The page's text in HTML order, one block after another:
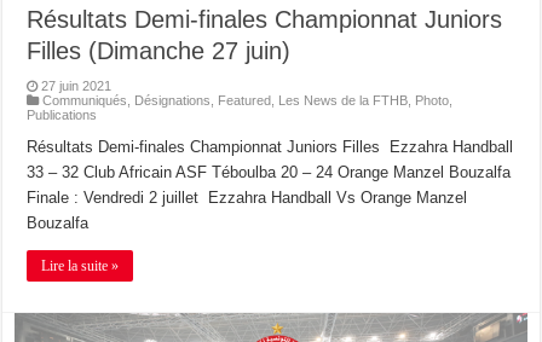
Résultats Demi-finales Championnat Juniors
Filles (Dimanche 27 juin)
27 juin 2021
Communiqués
Désignations Featured Les News de la FTHB Photo
Publications
Résultats Demi-finales Championnat Juniors Filles Ezzahra Handball
33 – 32 Club Africain ASF Téboulba 20 – 24 Orange Manzel Bouzalfa
Finale : Vendredi 2 juillet Ezzahra Handball Vs Orange Manzel
Bouzalfa
Lire la suite »